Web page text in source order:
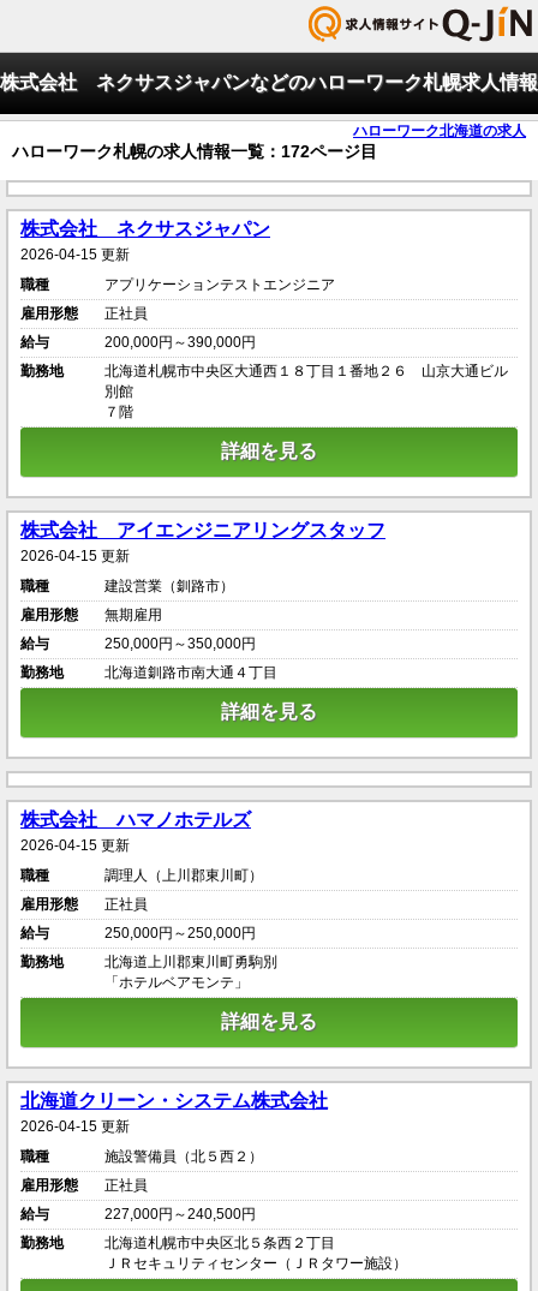
株式会社 ネクサスジャパンなどのハローワーク札幌求人情報
ハローワーク北海道の求人
ハローワーク札幌の求人情報一覧：172ページ目
株式会社 ネクサスジャパン
2026-04-15 更新
職種
アプリケーションテストエンジニア
雇用形態
正社員
給与
200,000円～390,000円
勤務地
北海道札幌市中央区大通西１８丁目１番地２６ 山京大通ビル
別館
７階
詳細を見る
株式会社 アイエンジニアリングスタッフ
2026-04-15 更新
職種
建設営業（釧路市）
雇用形態
無期雇用
給与
250,000円～350,000円
勤務地
北海道釧路市南大通４丁目
詳細を見る
株式会社 ハマノホテルズ
2026-04-15 更新
職種
調理人（上川郡東川町）
雇用形態
正社員
給与
250,000円～250,000円
勤務地
北海道上川郡東川町勇駒別
「ホテルベアモンテ」
詳細を見る
北海道クリーン・システム株式会社
2026-04-15 更新
職種
施設警備員（北５西２）
雇用形態
正社員
給与
227,000円～240,500円
勤務地
北海道札幌市中央区北５条西２丁目
ＪＲセキュリティセンター（ＪＲタワー施設）